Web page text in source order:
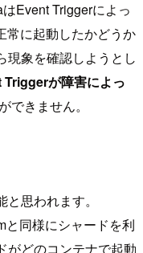
Event Triggerによっ
常に起動したかどうか
現象を確認しようとし
Triggerが障害によっ
できません。
思われます。
同様にシャードを利
がどのコンテナで起動